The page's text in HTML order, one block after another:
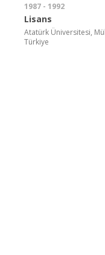
1987 - 1992
Lisans
Atatürk Üniversitesi,
Türkiye